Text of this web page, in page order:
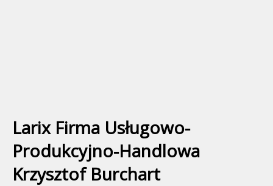
Larix Firma Usługowo-
Produkcyjno-Handlowa
Krzysztof Burchart